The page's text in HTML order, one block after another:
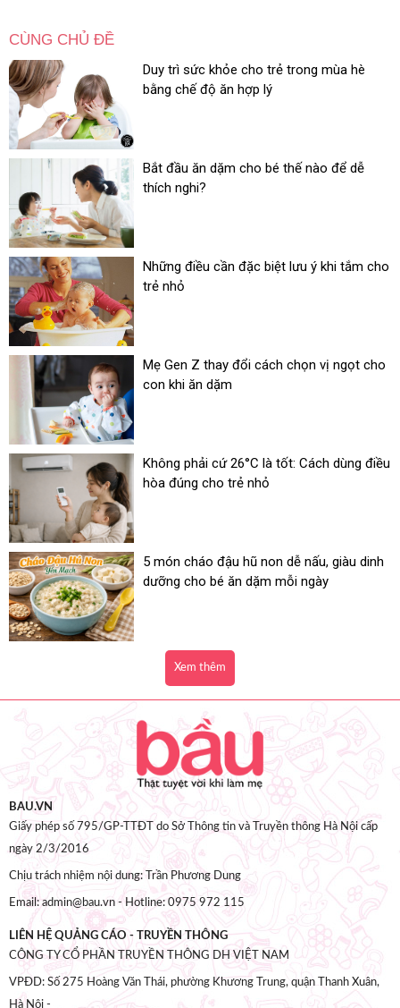
CÙNG CHỦ ĐỀ
Duy trì sức khỏe cho trẻ trong mùa hè
bằng chế độ ăn hợp lý
Bắt đầu ăn dặm cho bé thế nào để dễ
thích nghi?
Những điều cần đặc biệt lưu ý khi tắm cho
trẻ nhỏ
Mẹ Gen Z thay đổi cách chọn vị ngọt cho
con khi ăn dặm
Không phải cứ 26°C là tốt: Cách dùng điều
hòa đúng cho trẻ nhỏ
5 món cháo đậu hũ non dễ nấu, giàu dinh
dưỡng cho bé ăn dặm mỗi ngày
Xem thêm
BAU.VN
Giấy phép số 795/GP-TTĐT do Sở Thông tin và Truyền thông Hà Nội cấp
ngày 2/3/2016
Chịu trách nhiệm nội dung: Trần Phương Dung
Email: admin@bau.vn - Hotline: 0975 972 115
LIÊN HỆ QUẢNG CÁO - TRUYỀN THÔNG
CÔNG TY CỔ PHẦN TRUYỀN THÔNG DH VIỆT NAM
VPĐD: Số 275 Hoàng Văn Thái, phường Khương Trung, quận Thanh Xuân,
Hà Nội -